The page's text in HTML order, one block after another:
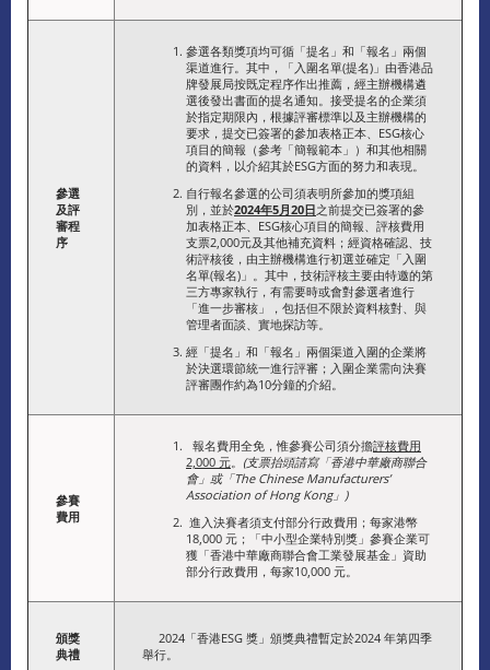
參選
及評
審程
序
參選各類獎項均可循「提名」和「報名」兩個
渠道進行。其中，「入圍名單(提名)」由香港品
牌發展局按既定程序作出推薦，經主辦機構遴
選後發出書面的提名通知。接受提名的企業須
於指定期限內，根據評審標準以及主辦機構的
要求，提交已簽署的參加表格正本、ESG核心
項目的簡報（參考「簡報範本」）和其他相關
的資料，以介紹其於ESG方面的努力和表現。
自行報名參選的公司須表明所參加的獎項組
別，並於2024年5月20日之前提交已簽署的參
加表格正本、ESG核心項目的簡報、評核費用
支票2,000元及其他補充資料；經資格確認、技
術評核後，由主辦機構進行初選並確定「入圍
名單(報名)」。其中，技術評核主要由特邀的第
三方專家執行，有需要時或會對參選者進行
「進一步審核」，包括但不限於資料核對、與
管理者面談、實地探訪等。
經「提名」和「報名」兩個渠道入圍的企業將
於決選環節統一進行評審；入圍企業需向決賽
評審團作約為10分鐘的介紹。
參賽
費用
報名費用全免，惟參賽公司須分擔評核費用
2,000 元。 (支票抬頭請寫「香港中華廠商聯合
會」或「The Chinese Manufacturers’
Association of Hong Kong」)
進入決賽者須支付部分行政費用；每家港幣
18,000 元；「中小型企業特別獎」參賽企業可
獲「香港中華廠商聯合會工業發展基金」資助
部分行政費用，每家10,000 元。
頒獎
典禮
2024「香港ESG 獎」頒獎典禮暫定於2024 年第四季
舉行。